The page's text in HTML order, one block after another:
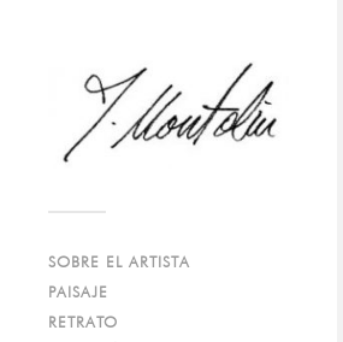
SOBRE EL ARTISTA
PAISAJE
RETRATO